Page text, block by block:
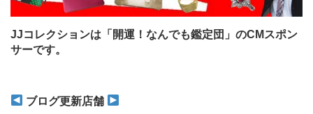
JJコレクションは「開運！なんでも鑑定団」のCMスポン
サーです。
ブログ更新店舗